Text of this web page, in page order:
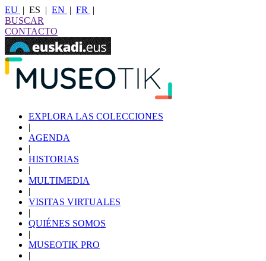
EU | ES | EN | FR
|
BUSCAR
CONTACTO
EXPLORA LAS COLECCIONES
|
AGENDA
|
HISTORIAS
|
MULTIMEDIA
|
VISITAS VIRTUALES
|
QUIÉNES SOMOS
|
MUSEOTIK PRO
|